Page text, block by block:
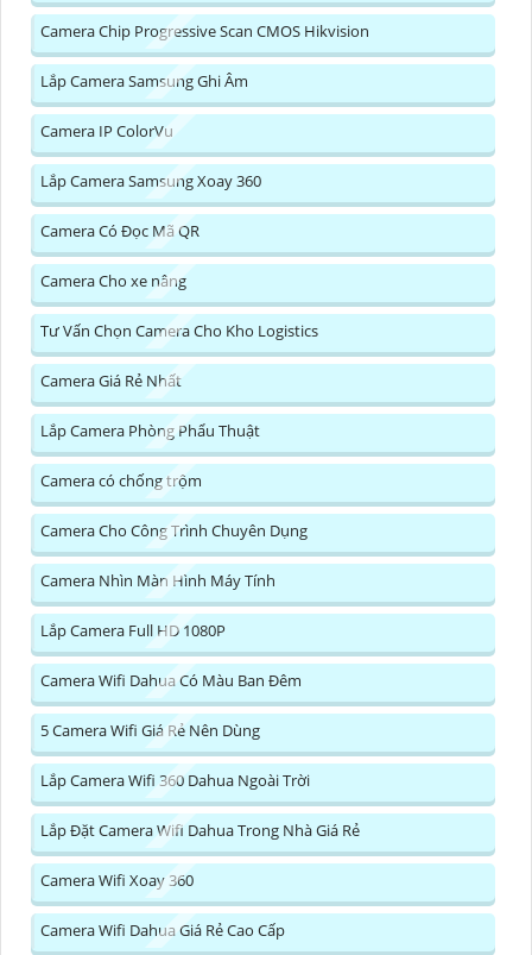
Camera Chip Progressive Scan CMOS Hikvision
Lắp Camera Samsung Ghi Âm
Camera IP ColorVu
Lắp Camera Samsung Xoay 360
Camera Có Đọc Mã QR
Camera Cho xe nâng
Tư Vấn Chọn Camera Cho Kho Logistics
Camera Giá Rẻ Nhất
Lắp Camera Phòng Phẩu Thuật
Camera có chống trộm
Camera Cho Công Trình Chuyên Dụng
Camera Nhìn Màn Hình Máy Tính
Lắp Camera Full HD 1080P
Camera Wifi Dahua Có Màu Ban Đêm
5 Camera Wifi Giá Rẻ Nên Dùng
Lắp Camera Wifi 360 Dahua Ngoài Trời
Lắp Đặt Camera Wifi Dahua Trong Nhà Giá Rẻ
Camera Wifi Xoay 360
Camera Wifi Dahua Giá Rẻ Cao Cấp